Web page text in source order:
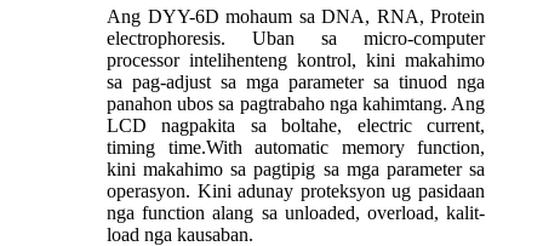
Ang DYY-6D mohaum sa DNA, RNA, Protein
electrophoresis. Uban sa micro-computer
processor intelihenteng kontrol, kini makahimo
sa pag-adjust sa mga parameter sa tinuod nga
panahon ubos sa pagtrabaho nga kahimtang. Ang
LCD nagpakita sa boltahe, electric current,
timing time.With automatic memory function,
kini makahimo sa pagtipig sa mga parameter sa
operasyon. Kini adunay proteksyon ug pasidaan
nga function alang sa unloaded, overload, kalit-
load nga kausaban.